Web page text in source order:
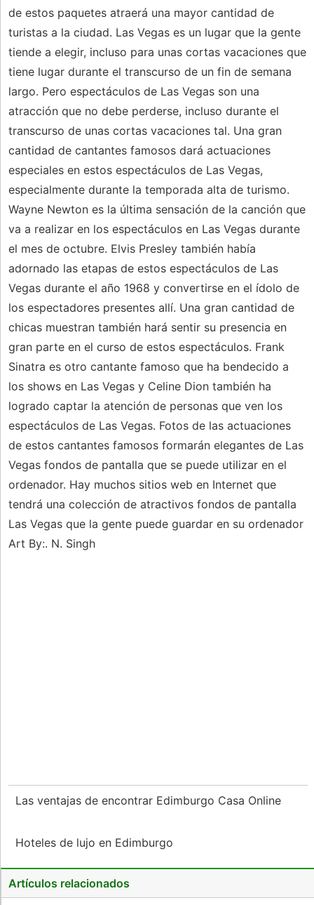
de estos paquetes atraerá una mayor cantidad de
turistas a la ciudad. Las Vegas es un lugar que la gente
tiende a elegir, incluso para unas cortas vacaciones que
tiene lugar durante el transcurso de un fin de semana
largo. Pero espectáculos de Las Vegas son una
atracción que no debe perderse, incluso durante el
transcurso de unas cortas vacaciones tal. Una gran
cantidad de cantantes famosos dará actuaciones
especiales en estos espectáculos de Las Vegas,
especialmente durante la temporada alta de turismo.
Wayne Newton es la última sensación de la canción que
va a realizar en los espectáculos en Las Vegas durante
el mes de octubre. Elvis Presley también había
adornado las etapas de estos espectáculos de Las
Vegas durante el año 1968 y convertirse en el ídolo de
los espectadores presentes allí. Una gran cantidad de
chicas muestran también hará sentir su presencia en
gran parte en el curso de estos espectáculos. Frank
Sinatra es otro cantante famoso que ha bendecido a
los shows en Las Vegas y Celine Dion también ha
logrado captar la atención de personas que ven los
espectáculos de Las Vegas. Fotos de las actuaciones
de estos cantantes famosos formarán elegantes de Las
Vegas fondos de pantalla que se puede utilizar en el
ordenador. Hay muchos sitios web en Internet que
tendrá una colección de atractivos fondos de pantalla
Las Vegas que la gente puede guardar en su ordenador
Art By:. N. Singh
Las ventajas de encontrar Edimburgo Casa Online
Hoteles de lujo en Edimburgo
Artículos relacionados